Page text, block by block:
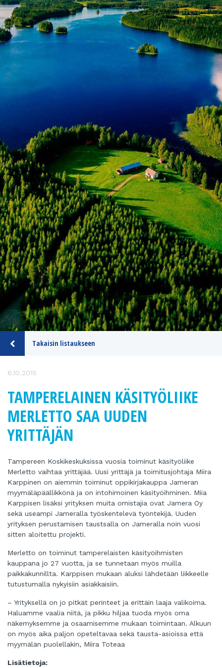
Takaisin listaukseen
6.10.2015
TAMPERELAINEN KÄSITYÖLIIKE
MERLETTO SAA UUDEN
YRITTÄJÄN
Tampereen Koskikeskuksissa vuosia toiminut käsityöliike
Merletto vaihtaa yrittäjää. Uusi yrittäjä ja toimitusjohtaja Miira
Karppinen on aiemmin toiminut oppikirjakauppa Jameran
myymäläpäällikkönä ja on intohimoinen käsityöihminen. Miia
Karppisen lisäksi yrityksen muita omistajia ovat Jamera Oy
sekä useampi Jameralla työskentelevä työntekijä. Uuden
yrityksen perustamisen taustsalla on Jameralla noin vuosi
sitten aloitettu projekti.
Merletto on toiminut tamperelaisten käsityöihmisten
kauppana jo 27 vuotta, ja se tunnetaan myös muilla
paikkakunnillta. Karppisen mukaan aluksi lähdetään liikkeelle
tutustumalla nykyisiin asiakkaisiin.
– Yrityksellä on jo pitkät perinteet ja erittäin laaja valikoima.
Haluamme vaalia niitä, ja pikku hiljaa tuoda myös oma
näkemyksemme ja osaamisemme mukaan toimintaan. Alkuun
on myös aika paljon opeteltavaa sekä tausta-asioissa että
myymälän puolellakin, Miira Toteaa
Lisätietoja: